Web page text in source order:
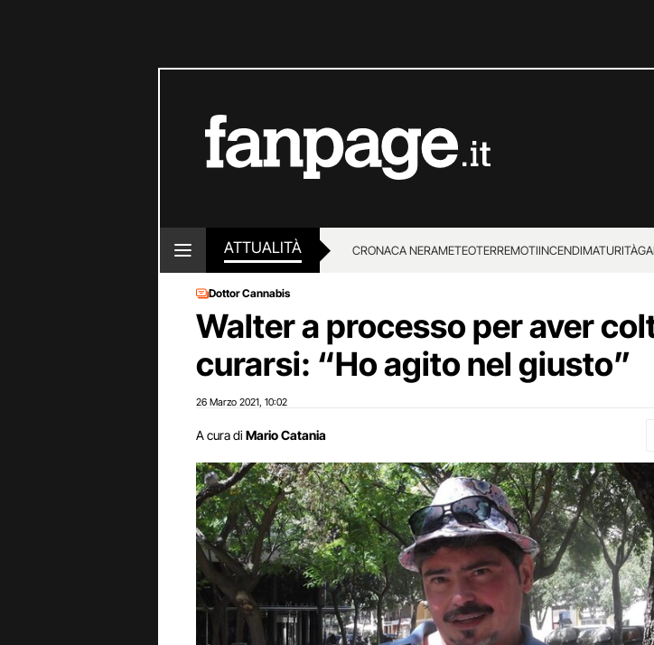
ATTUALITÀ CRONACA NERAMETEOTERREMOTIINCENDIMATURITÀ
Dottor Cannabis
Walter a processo per aver
curarsi: “Ho agito nel giusto”
26 Marzo 2021 10:02
A cura di Mario Catania